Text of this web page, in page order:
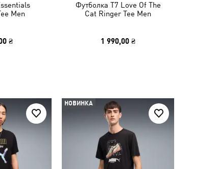
Men
₴
Футболка T7 Love Of The
Cat Ringer Tee Men
1 990,00 ₴
НОВИНКА